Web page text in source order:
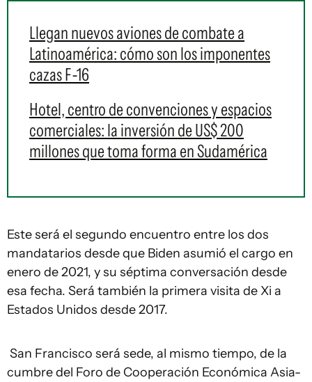
Llegan nuevos aviones de combate a
Latinoamérica: cómo son los imponentes
cazas F-16
Hotel, centro de convenciones y espacios
comerciales: la inversión de US$ 200
millones que toma forma en Sudamérica
Este será el segundo encuentro entre los dos
mandatarios desde que Biden asumió el cargo en
enero de 2021, y su séptima conversación desde
esa fecha. Será también la primera visita de Xi a
Estados Unidos desde 2017.
San Francisco será sede, al mismo tiempo, de la
cumbre del Foro de Cooperación Económica Asia-